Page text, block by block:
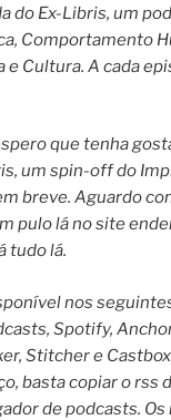
do Ex-Libris, um
Comportamento
e Cultura. A cada
que tenha
um spin-off do
breve. Aguardo
pulo lá no site
tudo lá.
nos
Spotify,
Stitcher e
basta copiar o rss
de podcasts.